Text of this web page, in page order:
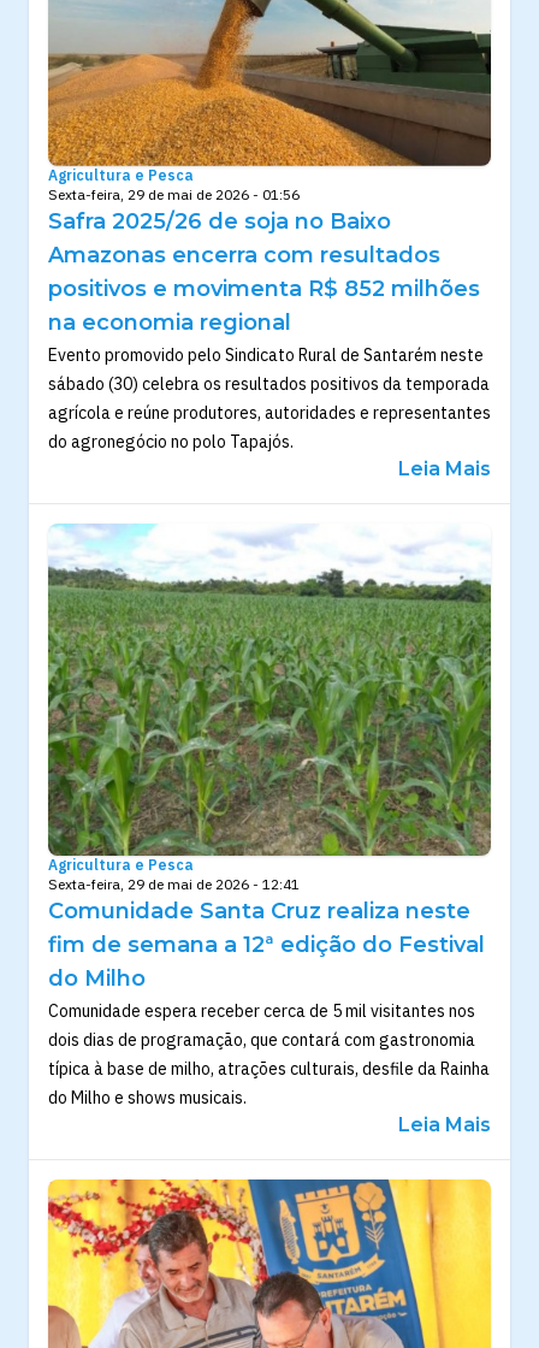
Agricultura e Pesca
Sexta-feira, 29 de mai de 2026 - 01:56
Safra 2025/26 de soja no Baixo
Amazonas encerra com resultados
positivos e movimenta R$ 852 milhões
na economia regional
Evento promovido pelo Sindicato Rural de Santarém neste
sábado (30) celebra os resultados positivos da temporada
agrícola e reúne produtores, autoridades e representantes
do agronegócio no polo Tapajós.
Leia Mais
Agricultura e Pesca
Sexta-feira, 29 de mai de 2026 - 12:41
Comunidade Santa Cruz realiza neste
fim de semana a 12ª edição do Festival
do Milho
Comunidade espera receber cerca de 5 mil visitantes nos
dois dias de programação, que contará com gastronomia
típica à base de milho, atrações culturais, desfile da Rainha
do Milho e shows musicais.
Leia Mais